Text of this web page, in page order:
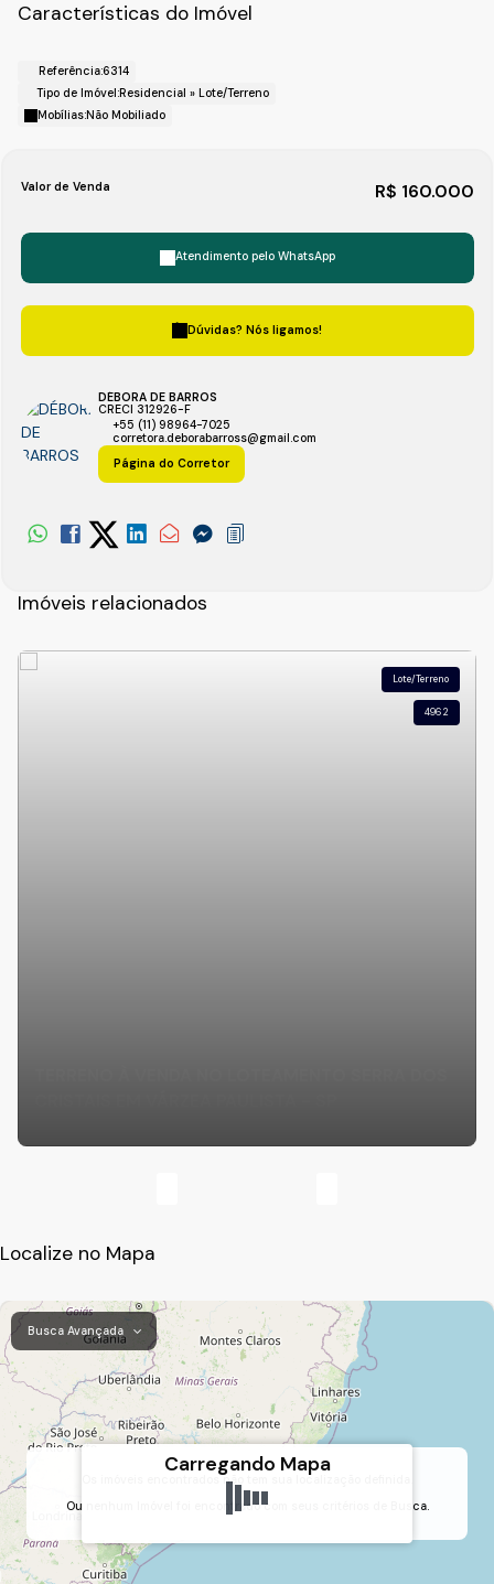
Características do Imóvel
Referência:6314
Tipo de Imóvel:Residencial » Lote/Terreno
Mobílias:Não Mobiliado
R$ 160.000
Valor de Venda
Atendimento pelo WhatsApp
Dúvidas? Nós ligamos!
DÉBORA DE BARROS
CRECI 312926-F
+55 (11) 98964-7025
corretora.deborabarross@gmail.com
Página do Corretor
Imóveis relacionados
Lote/Terreno
4962
Loteamento Serra dos Cristais, Várzea Paulista, São Paulo, Brasil
Localize no Mapa
Carregando Mapa
Os imóveis encontrados não tem sua localização definida.
Ou nenhum Imóvel foi encontrado com seus critérios de Busca.
Busca Avançada